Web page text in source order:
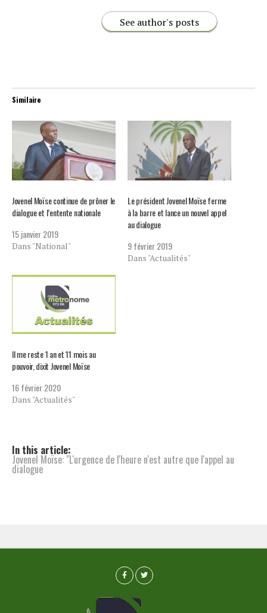
See author's posts
Similaire
Jovenel Moïse continue de prôner le
dialogue et l’entente nationale
15 janvier 2019
Dans "National"
Le président Jovenel Moïse ferme
à la barre et lance un nouvel appel
au dialogue
9 février 2019
Dans "Actualités"
Il me reste 1 an et 11 mois au
pouvoir, dixit Jovenel Moïse
16 février 2020
Dans "Actualités"
In this article:
Jovenel Moïse: "L'urgence de l'heure n'est autre que l'appel au
dialogue